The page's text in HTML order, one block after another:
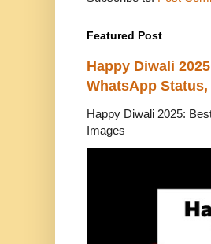
Featured Post
Happy Diwali
WhatsApp
Happy Diwali 2025:
Images